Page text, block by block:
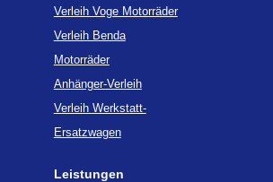
Verleih Voge Motorräder
Verleih Benda
Motorräder
Anhänger-Verleih
Verleih Werkstatt-
Ersatzwagen
Leistungen